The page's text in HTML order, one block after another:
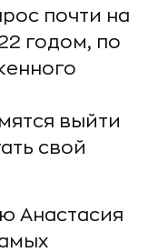
почти на
годом, по
выйти
свой
Анастасия